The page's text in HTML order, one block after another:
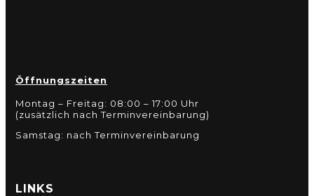
Öffnungszeiten
Montag – Freitag: 08:00 – 17:00 Uhr
(zusätzlich nach Terminvereinbarung)
Samstag: nach Terminvereinbarung
LINKS